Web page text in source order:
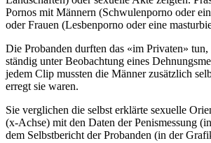
Pornos mit Männern (Schwulenporno oder
oder Frauen (Lesbenporno oder eine
Die Probanden durften das «im Privaten»
ständig unter Beobachtung eines
jedem Clip mussten die Männer zusätzlich
erregt sie waren.
Sie verglichen die selbst erklärte sexuelle
(x-Achse) mit den Daten der Penismessung
dem Selbstbericht der Probanden (in der